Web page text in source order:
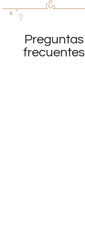
Preguntas
frecuentes